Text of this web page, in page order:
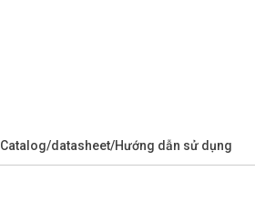
Catalog/datasheet/Hướng dẫn sử dụng